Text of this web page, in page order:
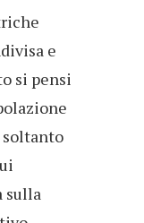
e
si pensi
soltanto
sulla